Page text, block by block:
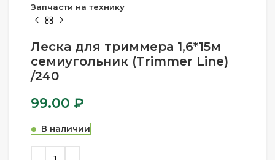
Запчасти на технику
Леска для триммера 1,6*15м
семиугольник (Trimmer Line)
/240
99.00 ₽
В наличии